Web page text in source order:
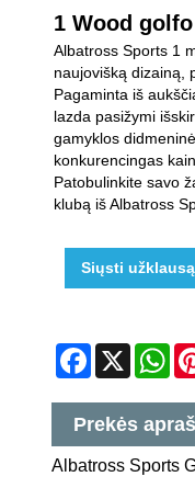
1 Wood
Albatross Sports 1
naujovišką dizainą,
Pagaminta iš
lazda pasižymi
gamyklos
konkurencingas
Patobulinkite savo
klubą iš Albatross
Siųsti užklausą
Facebook
X
Prekės
Albatross Sports